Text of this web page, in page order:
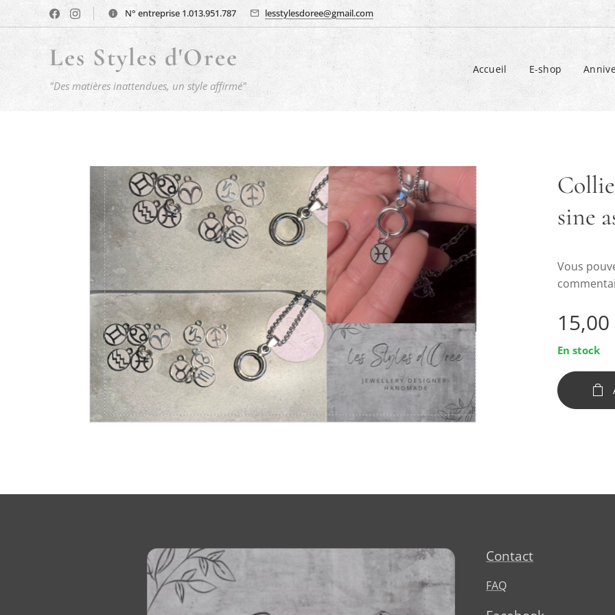
N° entreprise 1.013.951.787 lesstylesdoree@gmail.com
Les Styles d'Oree
"Des matières inattendues, un style affirmé"
Accueil E-shop
sine
Vous
15,00
En stock
Contact
FAQ